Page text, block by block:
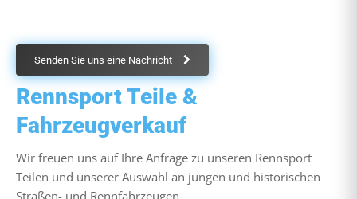
Senden Sie uns eine Nachricht
Rennsport Teile &
Fahrzeugverkauf
Wir freuen uns auf Ihre Anfrage zu unseren Rennsport
Teilen und unserer Auswahl an jungen und historischen
Straßen- und Rennfahrzeugen.